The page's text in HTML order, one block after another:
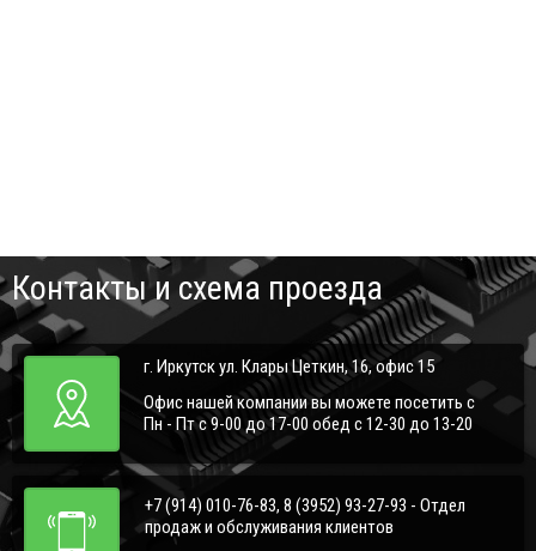
Контакты и схема проезда
г. Иркутск ул. Клары Цеткин, 16, офис 15
Офис нашей компании вы можете посетить с
Пн - Пт с 9-00 до 17-00 обед с 12-30 до 13-20
+7 (914) 010-76-83, 8 (3952) 93-27-93 - Отдел
продаж и обслуживания клиентов